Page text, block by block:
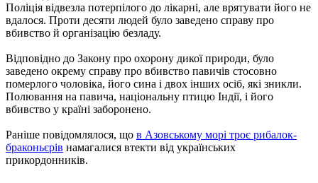
Поліція відвезла потерпілого до лікарні, але врятувати його не
вдалося. Проти десяти людей було заведено справу про
вбивство й організацію безладу.
Відповідно до Закону про охорону дикої природи, було
заведено окрему справу про вбивство павичів стосовно
померлого чоловіка, його сина і двох інших осіб, які зникли.
Полювання на павича, національну птицю Індії, і його
вбивство у країні заборонено.
Раніше повідомлялося, що в Азовському морі троє рибалок-
браконьєрів намагалися втекти від українських
прикордонників.